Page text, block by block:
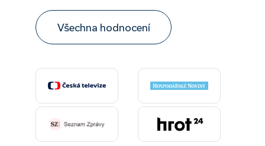
Všechna hodnocení